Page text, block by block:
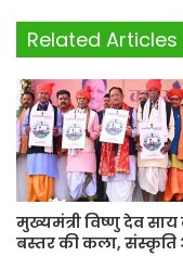
Related Articles
मुख्यमंत्री विष्णु देव
बस्तर की कला,